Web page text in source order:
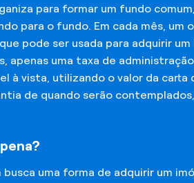
para formar um fundo
para o fundo. Em cada mês, um
pode ser usada para adquirir
apenas uma taxa de
à vista, utilizando o valor da
de quando serão
uma forma de adquirir um